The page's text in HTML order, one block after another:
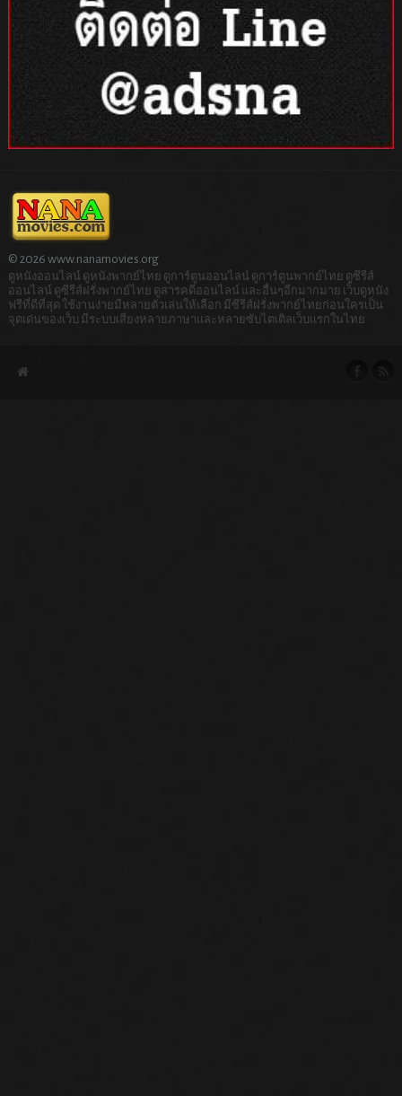
© 2026 www.nanamovies.org
ดูหนังออนไลน์ ดูหนังพากย์ไทย ดูการ์ตูนออนไลน์ ดูการ์ตูนพากย์ไทย ดูซีรีส์
ออนไลน์ ดูซีรีส์ฝรั่งพากย์ไทย ดูสารคดีออนไลน์ และอื่นๆอีกมากมาย เว็บดูหนัง
ฟรีที่ดีที่สุด ใช้งานง่ายมีหลายตัวเล่นให้เลือก มีซีรีส์ฝรั่งพากย์ไทยก่อนใครเป็น
จุดเด่นของเว็บ มีระบบเสียงหลายภาษาและหลายซับไตเติลเว็บแรกในไทย.